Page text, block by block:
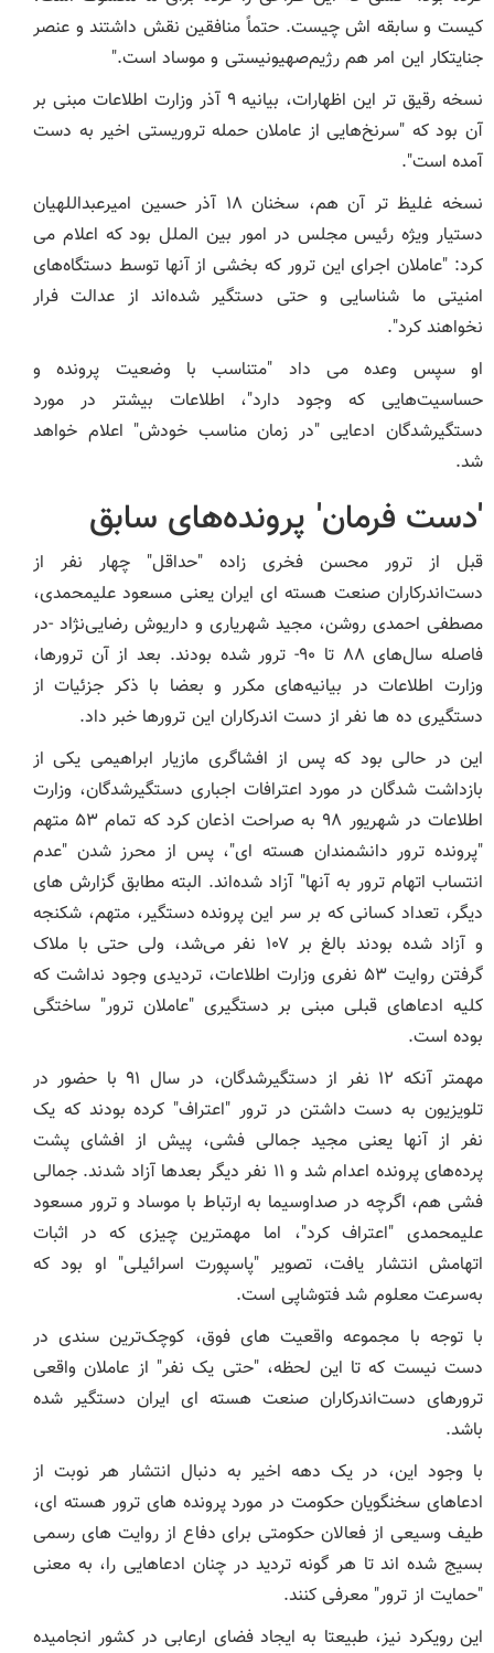
کیست و سابقه اش چیست. حتماً منافقین نقش داشتند و عنصر
جنایتکار این امر هم رژیم‌صهیونیستی و موساد است."
نسخه رقیق تر این اظهارات، بیانیه ۹ آذر وزارت اطلاعات مبنی بر
آن بود که "سرنخ‌هایی از عاملان حمله تروریستی اخیر به دست
آمده است".
نسخه غلیظ تر آن هم، سخنان ۱۸ آذر حسین امیرعبداللهیان
دستیار ویژه رئیس مجلس در امور بین الملل بود که اعلام می
کرد: "عاملان اجرای این ترور که بخشی از آنها توسط دستگاه‌های
امنیتی ما شناسایی و حتی دستگیر شده‌اند از عدالت فرار
نخواهند کرد".
او سپس وعده می داد "متناسب با وضعیت پرونده و
حساسیت‌هایی که وجود دارد"، اطلاعات بیشتر در مورد
دستگیرشدگان ادعایی "در زمان مناسب خودش" اعلام خواهد
شد.
'دست فرمان' پرونده‌های سابق
قبل از ترور محسن فخری زاده "حداقل" چهار نفر از
دست‌اندرکاران صنعت هسته ای ایران یعنی مسعود علیمحمدی،
مصطفی احمدی روشن، مجید شهریاری و داریوش رضایی‌نژاد -در
فاصله سال‌های ۸۸ تا ۹۰- ترور شده بودند. بعد از آن ترورها،
وزارت اطلاعات در بیانیه‌های مکرر و بعضا با ذکر جزئیات از
دستگیری ده ها نفر از دست اندرکاران این ترورها خبر داد.
این در حالی بود که پس از افشاگری مازیار ابراهیمی یکی از
بازداشت شدگان در مورد اعترافات اجباری دستگیرشدگان، وزارت
اطلاعات در شهریور ۹۸ به صراحت اذعان کرد که تمام ۵۳ متهم
"پرونده ترور دانشمندان هسته ای"، پس از محرز شدن "عدم
انتساب اتهام ترور به آنها" آزاد شده‌اند. البته مطابق گزارش های
دیگر، تعداد کسانی که بر سر این پرونده دستگیر، متهم، شکنجه
و آزاد شده بودند بالغ بر ۱۰۷ نفر می‌شد، ولی حتی با ملاک
گرفتن روایت ۵۳ نفری وزارت اطلاعات، تردیدی وجود نداشت که
کلیه ادعاهای قبلی مبنی بر دستگیری "عاملان ترور" ساختگی
بوده است.
مهمتر آنکه ۱۲ نفر از دستگیرشدگان، در سال ۹۱ با حضور در
تلویزیون به دست داشتن در ترور "اعتراف" کرده بودند که یک
نفر از آنها یعنی مجید جمالی فشی، پیش از افشای پشت
پرده‌های پرونده اعدام شد و ۱۱ نفر دیگر بعدها آزاد شدند. جمالی
فشی هم، اگرچه در صداوسیما به ارتباط با موساد و ترور مسعود
علیمحمدی "اعتراف کرد"، اما مهمترین چیزی که در اثبات
اتهامش انتشار یافت، تصویر "پاسپورت اسرائیلی" او بود که
به‌سرعت معلوم شد فتوشاپی است.
با توجه با مجموعه واقعیت های فوق، کوچک‌ترین سندی در
دست نیست که تا این لحظه، "حتی یک نفر" از عاملان واقعی
ترورهای دست‌اندرکاران صنعت هسته ای ایران دستگیر شده
باشد.
با وجود این، در یک دهه اخیر به دنبال انتشار هر نوبت از
ادعاهای سخنگویان حکومت در مورد پرونده های ترور هسته ای،
طیف وسیعی از فعالان حکومتی برای دفاع از روایت های رسمی
بسیج شده اند تا هر گونه تردید در چنان ادعاهایی را، به معنی
"حمایت از ترور" معرفی کنند.
این رویکرد نیز، طبیعتا به ایجاد فضای ارعابی در کشور انجامیده